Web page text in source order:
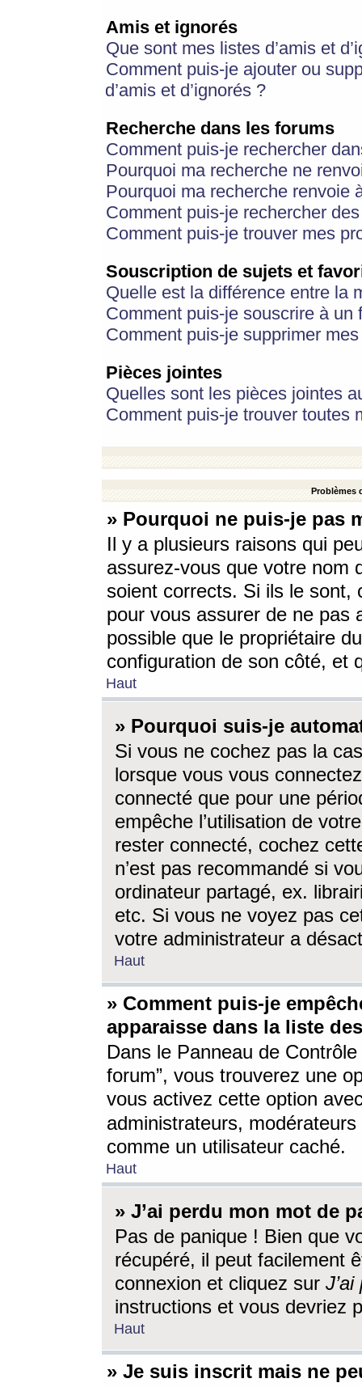
Amis et ignorés
Que sont mes listes d’amis et
Comment puis-je ajouter ou
d’amis et d’ignorés ?
Recherche dans les forums
Comment puis-je rechercher
Pourquoi ma recherche ne
Pourquoi ma recherche renvoie
Comment puis-je rechercher
Comment puis-je trouver mes
Souscription de sujets et
Quelle est la différence entre la
Comment puis-je souscrire à
Comment puis-je supprimer
Pièces jointes
Quelles sont les pièces jointes
Comment puis-je trouver toutes
Problèmes
» Pourquoi ne puis-je pas
Il y a plusieurs raisons qui
assurez-vous que votre nom
soient corrects. Si ils le sont,
pour vous assurer de ne pas
possible que le propriétaire
configuration de son côté, et
Haut
» Pourquoi suis-je
Si vous ne cochez pas la
lorsque vous vous
connecté que pour une
empêche l’utilisation de
rester connecté, cochez
n’est pas recommandé si
ordinateur partagé, ex.
etc. Si vous ne voyez pas
votre administrateur a
Haut
» Comment puis-je
apparaisse dans la liste
Dans le Panneau de
forum”, vous trouverez une
vous activez cette option
administrateurs,
comme un utilisateur caché.
Haut
» J’ai perdu mon mot de
Pas de panique ! Bien que
récupéré, il peut facilement
connexion et cliquez sur
instructions et vous devriez
Haut
» Je suis inscrit mais ne